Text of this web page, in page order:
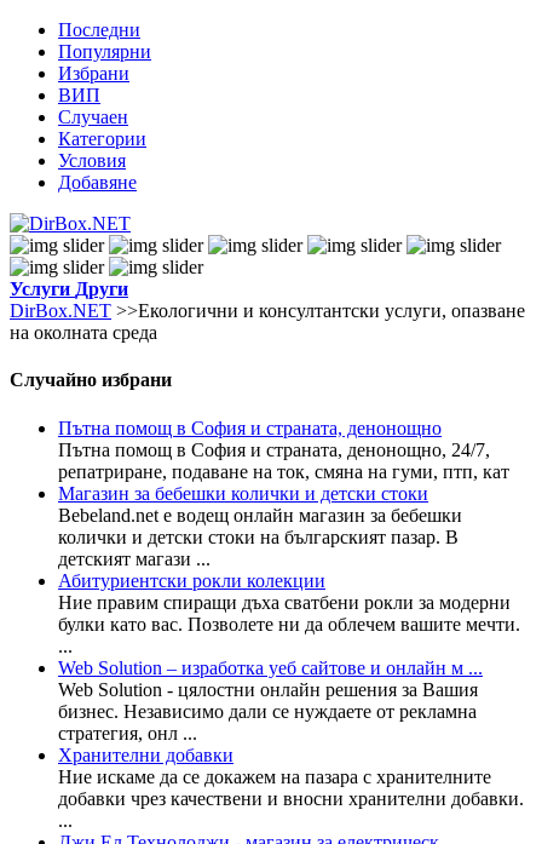
Последни
Популярни
Избрани
ВИП
Случаен
Категории
Условия
Добавяне
Услуги Други
DirBox.NET >>Екологични и консултантски услуги, опазване
на околната среда
Случайно избрани
Пътна помощ в София и страната, денонощно
Пътна помощ в София и страната, денонощно, 24/7,
репатриране, подаване на ток, смяна на гуми, птп, кат
Магазин за бебешки колички и детски стоки
Bebeland.net е водещ онлайн магазин за бебешки
колички и детски стоки на българският пазар. В
детският магази ...
Абитуриентски рокли колекции
Ние правим спиращи дъха сватбени рокли за модерни
булки като вас. Позволете ни да облечем вашите мечти.
...
Web Solution – изработка уеб сайтове и онлайн м ...
Web Solution - цялостни онлайн решения за Вашия
бизнес. Независимо дали се нуждаете от рекламна
стратегия, онл ...
Хранителни добавки
Ние искаме да се докажем на пазара с хранителните
добавки чрез качествени и вносни хранителни добавки.
...